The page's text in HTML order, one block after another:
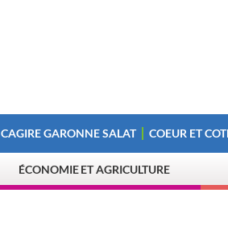
CAGIRE GARONNE SALAT COEUR ET
ÉCONOMIE ET AGRICULTURE